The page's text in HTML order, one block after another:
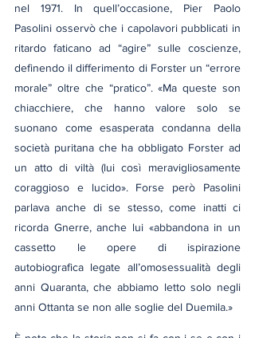
nel 1971. In quell’occasione, Pier Paolo
Pasolini osservò che i capolavori pubblicati in
ritardo faticano ad “agire” sulle coscienze,
definendo il differimento di Forster un “errore
morale” oltre che “pratico”. «Ma queste son
chiacchiere, che hanno valore solo se
suonano come esasperata condanna della
società puritana che ha obbligato Forster ad
un atto di viltà (lui così meravigliosamente
coraggioso e lucido». Forse però Pasolini
parlava anche di se stesso, come inatti ci
ricorda Gnerre, anche lui «abbandona in un
cassetto le opere di ispirazione
autobiografica legate all’omosessualità degli
anni Quaranta, che abbiamo letto solo negli
anni Ottanta se non alle soglie del Duemila.»